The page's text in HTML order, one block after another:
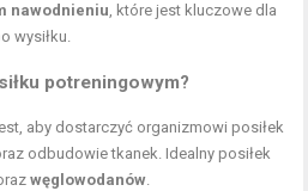
nawodnieniu, które jest kluczowe dla
wysiłku.
potreningowym?
aby dostarczyć organizmowi posiłek
odbudowie tkanek. Idealny posiłek
węglowodanów.